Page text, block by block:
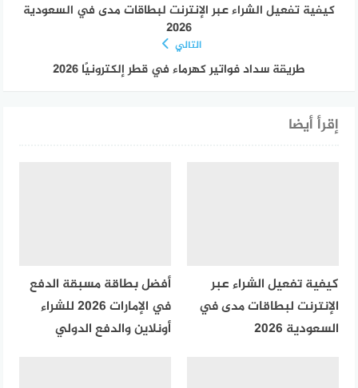
كيفية تفعيل الشراء عبر الإنترنت لبطاقات مدى في السعودية
2026
التالي
طريقة سداد فواتير كهرماء في قطر إلكترونيًا 2026
إقرأ أيضا
كيفية تفعيل الشراء عبر
الإنترنت لبطاقات مدى في
السعودية 2026
أفضل بطاقة مسبقة الدفع
في الإمارات 2026 للشراء
أونلاين والدفع الدولي